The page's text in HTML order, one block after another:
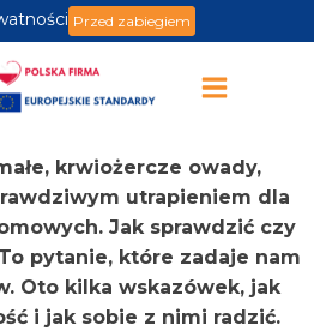
Przed zabiegiem
krwiożercze owady,
utrapieniem dla
Jak sprawdzić czy
pytanie, które zadaje nam
Oto kilka wskazówek, jak
i jak sobie z nimi radzić.